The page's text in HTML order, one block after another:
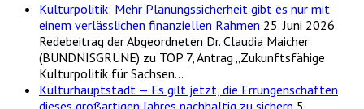
Kulturpolitik: Mehr Planungssicherheit gibt es nur mit
einem verlässlichen finanziellen Rahmen 25. Juni 2026
Redebeitrag der Abgeordneten Dr. Claudia Maicher
(BÜNDNISGRÜNE) zu TOP 7, Antrag „Zukunftsfähige
Kulturpolitik für Sachsen…
Kulturhauptstadt — Es gilt jetzt, die Errungenschaften